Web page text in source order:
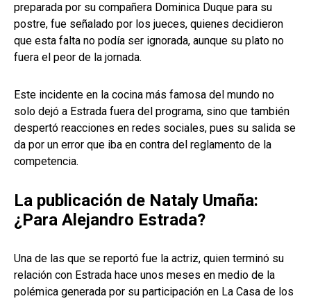
preparada por su compañera Dominica Duque para su
postre, fue señalado por los jueces, quienes decidieron
que esta falta no podía ser ignorada, aunque su plato no
fuera el peor de la jornada.
Este incidente en la cocina más famosa del mundo no
solo dejó a Estrada fuera del programa, sino que también
despertó reacciones en redes sociales, pues su salida se
da por un error que iba en contra del reglamento de la
competencia.
La publicación de Nataly Umaña:
¿Para Alejandro Estrada?
Una de las que se reportó fue la actriz, quien terminó su
relación con Estrada hace unos meses en medio de la
polémica generada por su participación en La Casa de los